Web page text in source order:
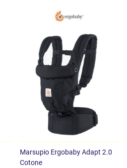
Marsupio Ergobaby Adapt 2.0
Cotone